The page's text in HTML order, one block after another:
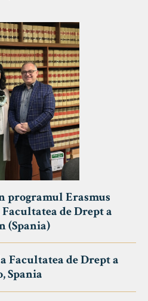
programul Erasmus
de Drept a
(Spania)
Facultatea de Drept a
Spania